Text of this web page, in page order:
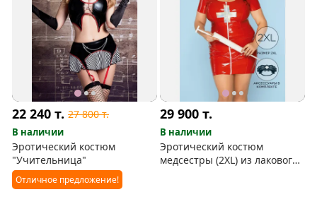
22 240т. 27 800т.
В наличии
Эротический костюм
"Учительница"
Отличное предложение!
29 900т.
В наличии
Эротический костюм
медсестры (2XL) из лакового